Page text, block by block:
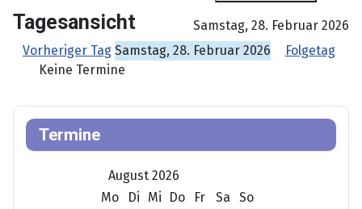
Tagesansicht
Samstag, 28. Februar 2026
Vorheriger Tag Samstag, 28. Februar 2026
Folgetag
Keine Termine
Termine
August 2026
Mo
Di Mi Do Fr Sa
So